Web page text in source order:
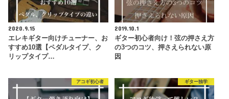
2020.9.15
エレキギター向けチューナー、お
すすめ10選【ペダルタイプ、ク
リップタイプ…
2019.10.1
ギター初心者向け！弦の押さえ方
の3つのコツ、押さえられない原
因
アコギ初心者 ギター独学